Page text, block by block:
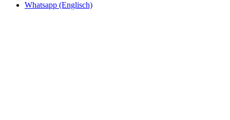
Whatsapp (Englisch)